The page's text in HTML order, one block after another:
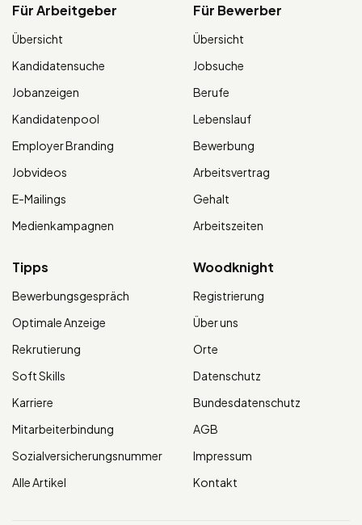
Für Arbeitgeber
Übersicht
Kandidatensuche
Jobanzeigen
Kandidatenpool
Employer Branding
Jobvideos
E-Mailings
Medienkampagnen
Für Bewerber
Übersicht
Jobsuche
Berufe
Lebenslauf
Bewerbung
Arbeitsvertrag
Gehalt
Arbeitszeiten
Tipps
Bewerbungsgespräch
Optimale Anzeige
Rekrutierung
Soft Skills
Karriere
Mitarbeiterbindung
Sozialversicherungsnummer
Alle Artikel
Woodknight
Registrierung
Über uns
Orte
Datenschutz
Bundesdatenschutz
AGB
Impressum
Kontakt